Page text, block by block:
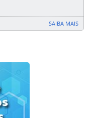
SAIBA MAIS